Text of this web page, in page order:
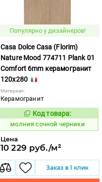
Популярно у дизайнеров!
Casa Dolce Casa (Florim)
Nature Mood 774711 Plank 01
Comfort 6mm керамогранит
120x280
Материал:
Керамогранит
1011994
Код товара:
молния сочной черники
Цена
10 229 руб./м²
Заказ в 1 клик